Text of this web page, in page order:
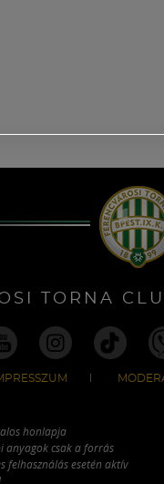
TORNA
honlapja
anyagok csak a forrás
felhasználás esetén aktív